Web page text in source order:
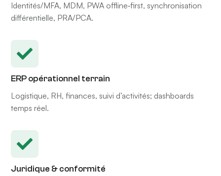
Identités/MFA, MDM, PWA offline‑first, synchronisation
différentielle, PRA/PCA.
ERP opérationnel terrain
Logistique, RH, finances, suivi d’activités; dashboards
temps réel.
Juridique & conformité